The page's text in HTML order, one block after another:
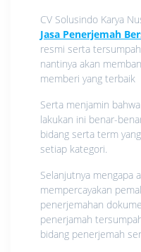
CV Solusindo Karya
Jasa Penerjemah
resmi serta
nantinya akan
memberi yang terbaik
Serta menjamin
lakukan ini benar-
bidang serta term
setiap kategori.
Selanjutnya mengapa
mempercayakan
penerjemahan
penerjamah
bidang penerjemah